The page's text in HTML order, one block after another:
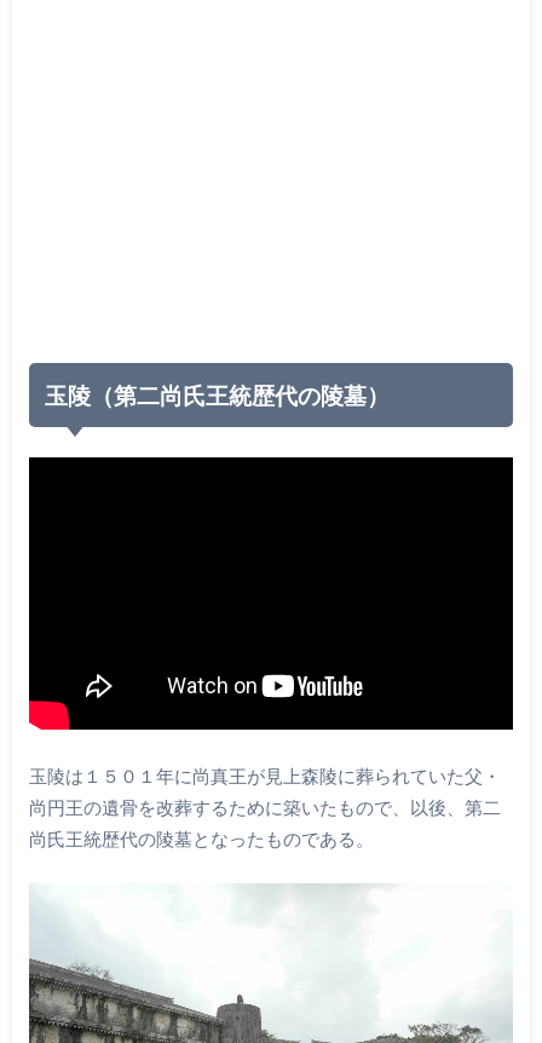
玉陵（第二尚氏王統歴代の陵墓）
玉陵は１５０１年に尚真王が見上森陵に葬られていた父・
尚円王の遺骨を改葬するために築いたもので、以後、第二
尚氏王統歴代の陵墓となったものである。